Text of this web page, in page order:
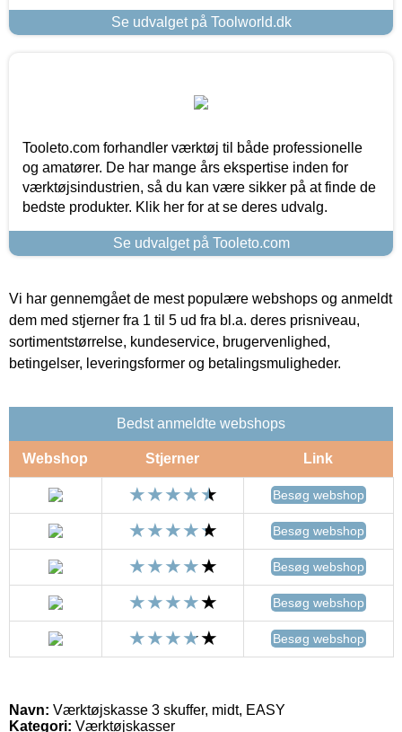
Se udvalget på Toolworld.dk
Tooleto.com forhandler værktøj til både professionelle
og amatører. De har mange års ekspertise inden for
værktøjsindustrien, så du kan være sikker på at finde de
bedste produkter. Klik her for at se deres udvalg.
Se udvalget på Tooleto.com
Vi har gennemgået de mest populære webshops og anmeldt
dem med stjerner fra 1 til 5 ud fra bl.a. deres prisniveau,
sortimentstørrelse, kundeservice, brugervenlighed,
betingelser, leveringsformer og betalingsmuligheder.
Bedst anmeldte webshops
Webshop Stjerner Link
Besøg webshop
Besøg webshop
Besøg webshop
Besøg webshop
Besøg webshop
Navn: Værktøjskasse 3 skuffer, midt, EASY
Kategori: Værktøjskasser